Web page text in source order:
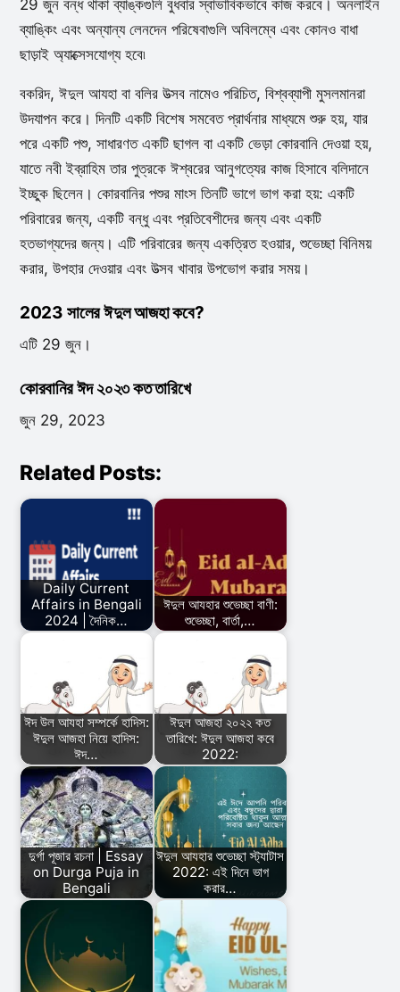
29 জুন বন্ধ থাকা ব্যাঙ্কগুলি বুধবার স্বাভাবিকভাবে কাজ করবে। অনলাইন
ব্যাঙ্কিং এবং অন্যান্য লেনদেন পরিষেবাগুলি অবিলম্বে এবং কোনও বাধা
ছাড়াই অ্যাক্সেসযোগ্য হবে৷
বকরিদ, ঈদুল আযহা বা বলির উত্সব নামেও পরিচিত, বিশ্বব্যাপী মুসলমানরা
উদযাপন করে। দিনটি একটি বিশেষ সমবেত প্রার্থনার মাধ্যমে শুরু হয়, যার
পরে একটি পশু, সাধারণত একটি ছাগল বা একটি ভেড়া কোরবানি দেওয়া হয়,
যাতে নবী ইব্রাহিম তার পুত্রকে ঈশ্বরের আনুগত্যের কাজ হিসাবে বলিদানে
ইচ্ছুক ছিলেন। কোরবানির পশুর মাংস তিনটি ভাগে ভাগ করা হয়: একটি
পরিবারের জন্য, একটি বন্ধু এবং প্রতিবেশীদের জন্য এবং একটি
হতভাগ্যদের জন্য। এটি পরিবারের জন্য একত্রিত হওয়ার, শুভেচ্ছা বিনিময়
করার, উপহার দেওয়ার এবং উত্সব খাবার উপভোগ করার সময়।
2023 সালের ঈদুল আজহা কবে?
এটি 29 জুন।
কোরবানির ঈদ ২০২৩ কত তারিখে
জুন 29, 2023
Related Posts:
Daily Current
Affairs in Bengali
2024 | দৈনিক…
ঈদুল আযহার শুভেচ্ছা বাণী:
শুভেচ্ছা, বার্তা,…
ঈদ উল আযহা সম্পর্কে হাদিস:
ঈদুল আজহা নিয়ে হাদিস:
ঈদ…
ঈদুল আজহা ২০২২ কত
তারিখে: ঈদুল আজহা কবে
2022:
দুর্গা পূজার রচনা | Essay
on Durga Puja in
Bengali
ঈদুল আযহার শুভেচ্ছা স্ট্যাটাস
2022: এই দিনে ভাগ
করার…